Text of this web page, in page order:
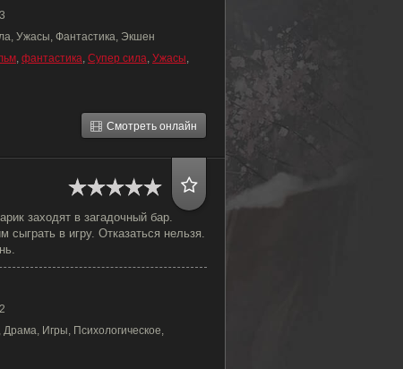
Ужасы, Фантастика, Экшен
, фантастика, Супер сила, Ужасы,
Смотреть онлайн
заходят в загадочный бар.
сыграть в игру. Отказаться нельзя.
Драма, Игры, Психологическое,